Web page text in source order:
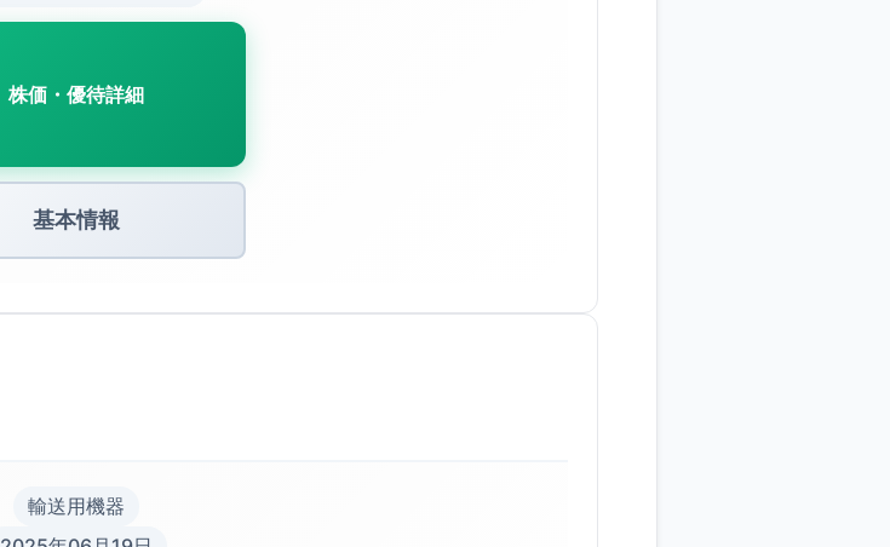
株価・優待詳細
基本情報
輸送用機器